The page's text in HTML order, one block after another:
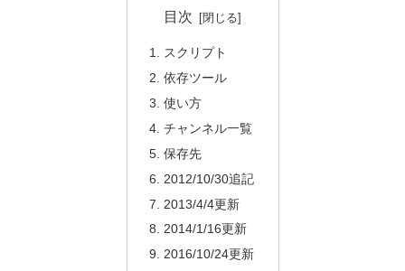
目次
スクリプト
依存ツール
使い方
チャンネル一覧
保存先
2012/10/30追記
2013/4/4更新
2014/1/16更新
2016/10/24更新